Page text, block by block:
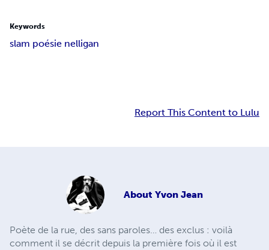
Keywords
slam poésie nelligan
Report This Content to Lulu
About Yvon Jean
Poète de la rue, des sans paroles… des exclus : voilà
comment il se décrit depuis la première fois où il est